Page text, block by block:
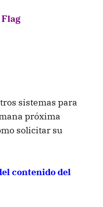
Flag
sistemas para
próxima
solicitar su
contenido del